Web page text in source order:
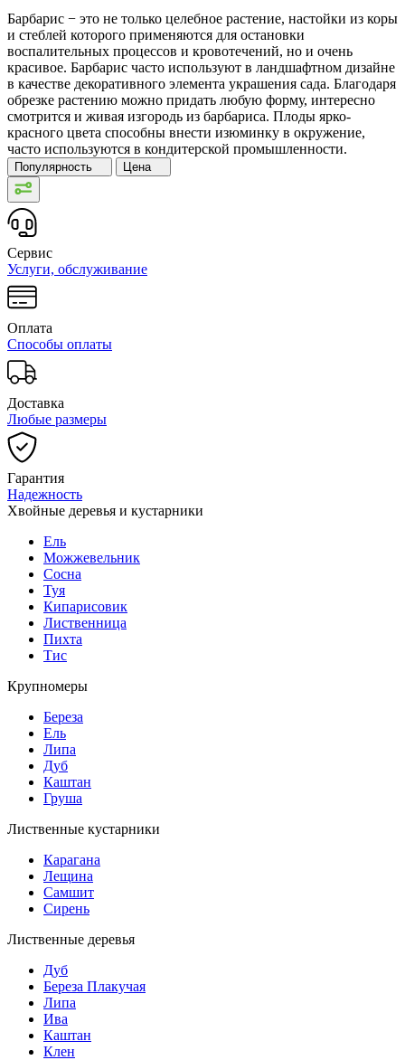
Барбарис − это не только целебное растение, настойки из коры
и стеблей которого применяются для остановки
воспалительных процессов и кровотечений, но и очень
красивое. Барбарис часто используют в ландшафтном дизайне
в качестве декоративного элемента украшения сада. Благодаря
обрезке растению можно придать любую форму, интересно
смотрится и живая изгородь из барбариса. Плоды ярко-
красного цвета способны внести изюминку в окружение,
часто используются в кондитерской промышленности.
Популярность Цена
Сервис
Услуги, обслуживание
Оплата
Способы оплаты
Доставка
Любые размеры
Гарантия
Надежность
Хвойные деревья и кустарники
Ель
Можжевельник
Сосна
Туя
Кипарисовик
Лиственница
Пихта
Тис
Крупномеры
Береза
Ель
Липа
Дуб
Каштан
Груша
Лиственные кустарники
Карагана
Лещина
Самшит
Сирень
Лиственные деревья
Дуб
Береза Плакучая
Липа
Ива
Каштан
Клен